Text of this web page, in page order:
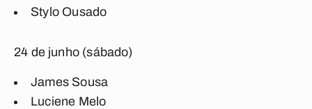
Stylo Ousado
24 de junho (sábado)
James Sousa
Luciene Melo